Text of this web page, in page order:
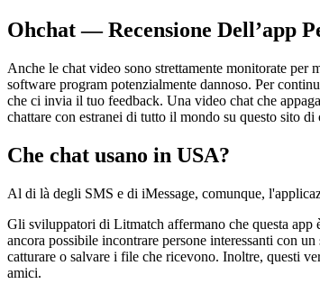
Ohchat — Recensione Dell’app
Anche le chat video sono strettamente monitorate per
software program potenzialmente dannoso. Per
che ci invia il tuo feedback. Una video chat che
chattare con estranei di tutto il mondo su questo sito
Che chat usano in USA?
Al di là degli SMS e di iMessage, comunque,
Gli sviluppatori di Litmatch affermano che questa app
ancora possibile incontrare persone interessanti con
catturare o salvare i file che ricevono. Inoltre, questi
amici.